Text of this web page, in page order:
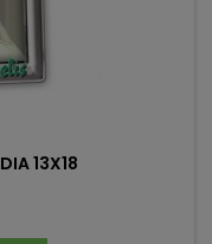
13X18